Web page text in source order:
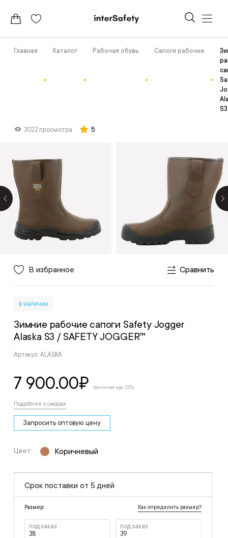
Главная Каталог Рабочая обувь Сапоги рабочие
S3
3022 просмотра 5
В избранное Сравнить
в наличии
Зимние рабочие сапоги Safety Jogger
Alaska S3 / SAFETY JOGGER™
Артикул: ALASKA
7 900.00₽ (включая ндс 22%)
Подробнее о скидках
Запросить оптовую цену
Цвет: Коричневый
Срок поставки от 5 дней
Размер: Как определить размер?
под заказ
38
под заказ
39